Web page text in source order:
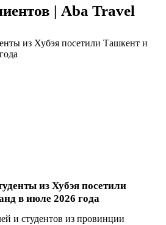
| Aba Travel
из Хубэя посетили
в июле 2026 года
и студентов из провинции